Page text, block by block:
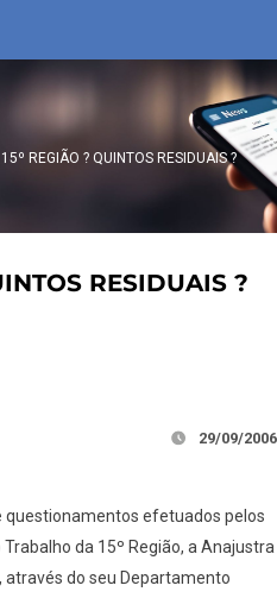
REGIÃO ? QUINTOS RESIDUAIS ?
RESIDUAIS ?
29/09/2006
questionamentos efetuados pelos
da 15º Região, a Anajustra
do seu Departamento